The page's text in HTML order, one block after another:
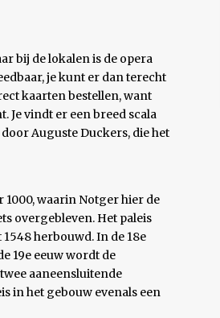
bij de lokalen is de opera
je kunt er dan terecht
kaarten bestellen, want
Je vindt er een breed scala
Auguste Duckers, die het
waarin Notger hier de
overgebleven. Het paleis
herbouwd. In de 18e
19e eeuw wordt de
aaneensluitende
in het gebouw evenals een